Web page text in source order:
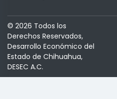
© 2026 Todos los
Derechos Reservados,
Desarrollo Económico del
Estado de Chihuahua,
DESEC A.C.